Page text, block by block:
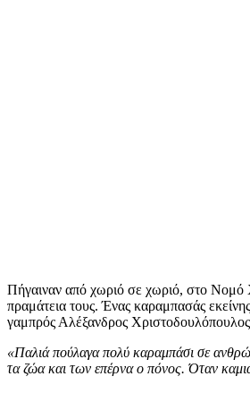
Πήγαιναν από χωριό σε χωριό, στο Νομό
πραμάτεια τους. Ένας καραμπασάς
γαμπρός Αλέξανδρος
«Παλιά πούλαγα πολύ καραμπάσι σε
τα ζώα και των επέρνα ο πόνος. Όταν